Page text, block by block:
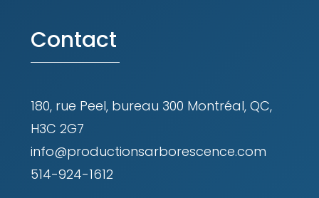
Contact
180, rue Peel, bureau 300 Montréal, QC,
H3C 2G7
info@productionsarborescence.com
514-924-1612